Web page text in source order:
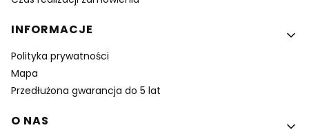
INFORMACJE
Polityka prywatności
Mapa
Przedłużona gwarancja do 5 lat
O NAS